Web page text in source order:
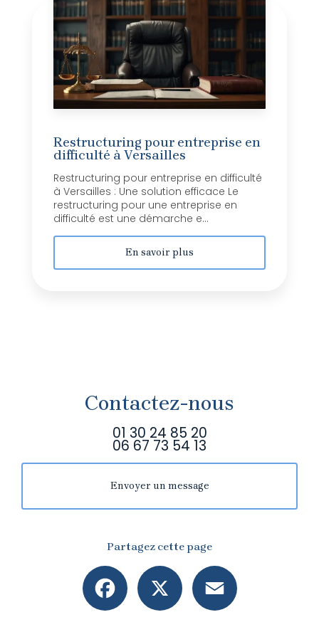
Restructuring pour entreprise en
difficulté à Versailles
Restructuring pour entreprise en difficulté
à Versailles : Une solution efficace Le
restructuring pour une entreprise en
difficulté est une démarche e...
En savoir plus
Contactez-nous
01 30 24 85 20
06 67 73 54 13
Envoyer un message
Partagez cette page
Facebook